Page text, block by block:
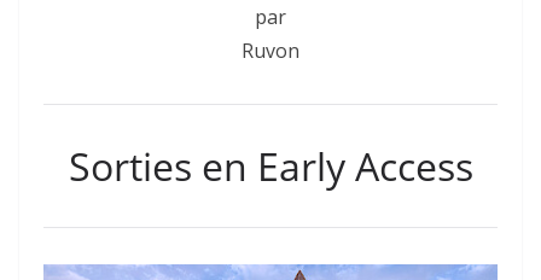
par
Ruvon
Sorties en Early Access